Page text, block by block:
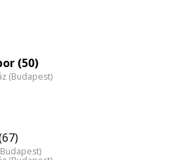
(50)
(Budapest)